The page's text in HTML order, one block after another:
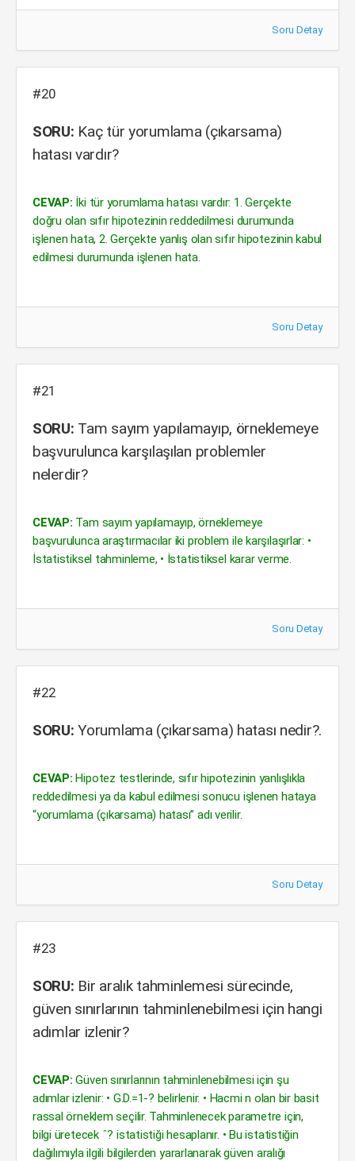
Soru Detay
#20
SORU: Kaç tür yorumlama (çıkarsama)
hatası vardır?
CEVAP: İki tür yorumlama hatası vardır: 1. Gerçekte
doğru olan sıfır hipotezinin reddedilmesi durumunda
işlenen hata, 2. Gerçekte yanlış olan sıfır hipotezinin kabul
edilmesi durumunda işlenen hata.
Soru Detay
#21
SORU: Tam sayım yapılamayıp, örneklemeye
başvurulunca karşılaşılan problemler
nelerdir?
CEVAP: Tam sayım yapılamayıp, örneklemeye
başvurulunca araştırmacılar iki problem ile karşılaşırlar: •
İstatistiksel tahminleme, • İstatistiksel karar verme.
Soru Detay
#22
SORU: Yorumlama (çıkarsama) hatası nedir?.
CEVAP: Hipotez testlerinde, sıfır hipotezinin yanlışlıkla
reddedilmesi ya da kabul edilmesi sonucu işlenen hataya
“yorumlama (çıkarsama) hatası” adı verilir.
Soru Detay
#23
SORU: Bir aralık tahminlemesi sürecinde,
güven sınırlarının tahminlenebilmesi için hangi
adımlar izlenir?
CEVAP: Güven sınırlarının tahminlenebilmesi için şu
adımlar izlenir: • G.D.=1-? belirlenir. • Hacmi n olan bir basit
rassal örneklem seçilir. Tahminlenecek parametre için,
bilgi üretecek ˆ? istatistiği hesaplanır. • Bu istatistiğin
dağılımıyla ilgili bilgilerden yararlanarak güven aralığı